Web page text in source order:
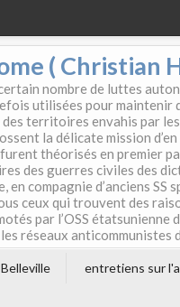
( Christian
nombre de luttes
utilisées pour maintenir
territoires envahis par
la délicate mission
théorisés en premier
des guerres civiles des
en compagnie d’anciens
ceux qui trouvent des
par l’OSS étatsunienne
réseaux anticommunistes
entretiens sur